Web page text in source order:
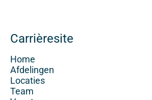
Carrièresite
Home
Afdelingen
Locaties
Team